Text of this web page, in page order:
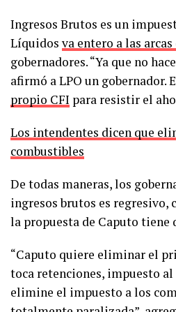
Ingresos Brutos es un
Líquidos va entero a las
gobernadores. “Ya que no
afirmó a LPO un gobernador.
propio CFI para resistir el
Los intendentes dicen que
combustibles
De todas maneras, los
ingresos brutos es
la propuesta de Caputo tiene
“Caputo quiere eliminar el
toca retenciones, impuesto
elimine el impuesto a los